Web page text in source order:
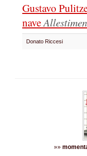
Gustavo
nave
Donato Riccesi
»»